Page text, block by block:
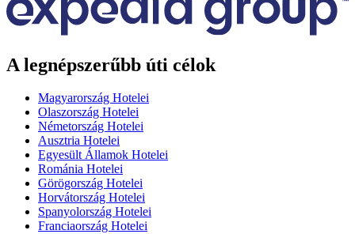
A legnépszerűbb úti célok
Magyarország Hotelei
Olaszország Hotelei
Németország Hotelei
Ausztria Hotelei
Egyesült Államok Hotelei
Románia Hotelei
Görögország Hotelei
Horvátország Hotelei
Spanyolország Hotelei
Franciaország Hotelei